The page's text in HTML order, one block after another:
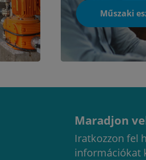
Műszaki
Maradjon
Iratkozzon fel
információkat